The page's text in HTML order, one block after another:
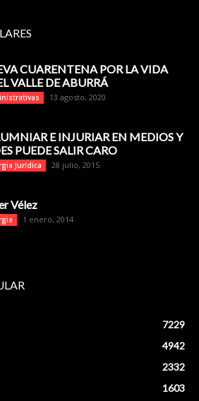
CUARENTENA POR LA VIDA
VALLE DE ABURRÁ
13 agosto, 2020
E INJURIAR EN MEDIOS Y
PUEDE SALIR CARO
Jurídica 28 julio, 2015
Vélez
1 enero, 2014
7229
4942
2332
1603